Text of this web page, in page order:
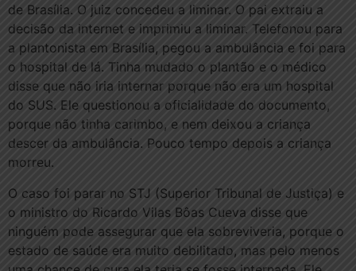
de Brasília. O juiz concedeu a liminar. O pai extraiu a
decisão da internet e imprimiu a liminar. Telefonou para
a plantonista em Brasília, pegou a ambulância e foi para
o hospital de lá. Tinha mudado o plantão e o médico
disse que não iria internar porque não era um hospital
do SUS. Ele questionou a oficialidade do documento,
porque não tinha carimbo, e nem deixou a criança
descer da ambulância. Pouco tempo depois a criança
morreu.
O caso foi parar no STJ (Superior Tribunal de Justiça) e
o ministro do Ricardo Vilas Bôas Cueva disse que
ninguém pode assegurar que ela sobreviveria, porque o
estado de saúde era muito debilitado, mas pelo menos